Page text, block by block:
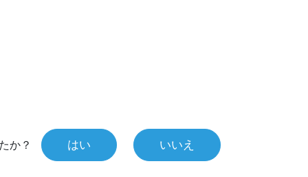
か？ はい いいえ